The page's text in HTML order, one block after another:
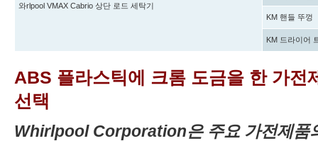
와rlpool VMAX Cabrio 상단 로드 세탁기
KM 핸들 뚜껑
KM 드라이어
ABS 플라스틱에 크롬 도금을 한 가
선택
Whirlpool Corporation은 주요 가전제품